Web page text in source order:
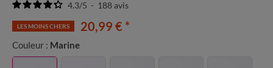
4.3/5 - 188avis
20,99 € *
LES MOINS CHERS
Couleur : Marine